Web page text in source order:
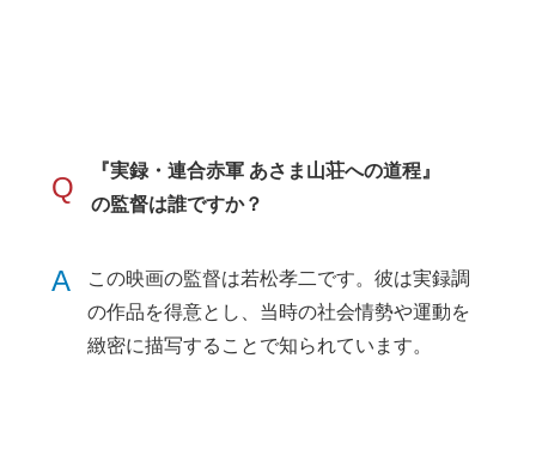
Q
『実録・連合赤軍 あさま山荘への道程』
の監督は誰ですか？
A
この映画の監督は若松孝二です。彼は実録調
の作品を得意とし、当時の社会情勢や運動を
緻密に描写することで知られています。